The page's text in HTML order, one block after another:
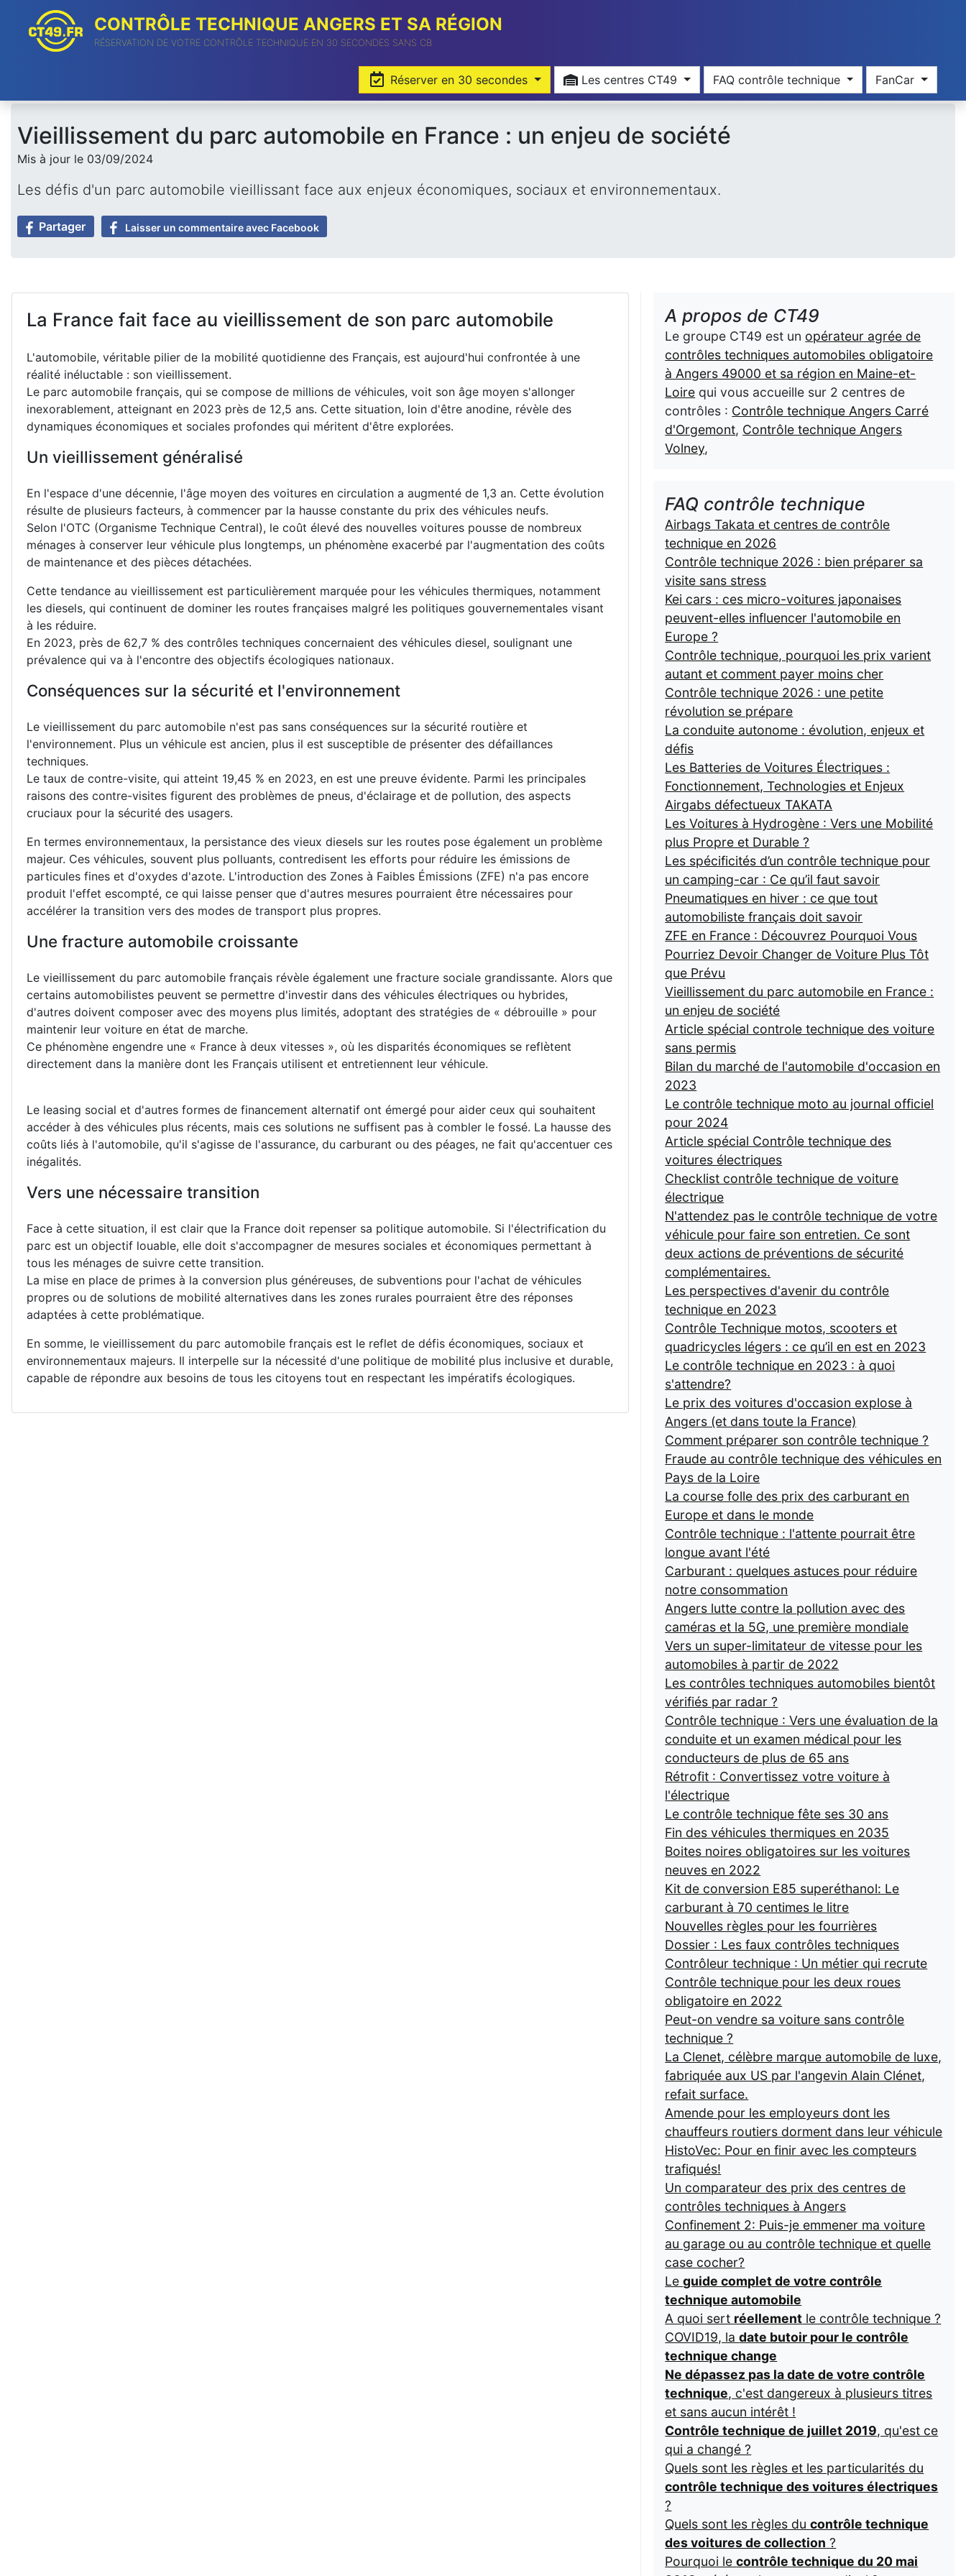
CONTRÔLE TECHNIQUE ANGERS ET SA RÉGION
RÉSERVATION DE VOTRE CONTRÔLE TECHNIQUE EN 30 SECONDES SANS CB
Réserver en 30 secondes Les centres CT49 FAQ contrôle technique FanCar
Vieillissement du parc automobile en France : un enjeu de société
Mis à jour le 03/09/2024
Les défis d'un parc automobile vieillissant face aux enjeux économiques, sociaux et environnementaux.
Partager Laisser un commentaire avec Facebook
La France fait face au vieillissement de son parc automobile
L'automobile, véritable pilier de la mobilité quotidienne des Français, est aujourd'hui confrontée à une
réalité inéluctable : son vieillissement.
Le parc automobile français, qui se compose de millions de véhicules, voit son âge moyen s'allonger
inexorablement, atteignant en 2023 près de 12,5 ans. Cette situation, loin d'être anodine, révèle des
dynamiques économiques et sociales profondes qui méritent d'être explorées.
Un vieillissement généralisé
En l'espace d'une décennie, l'âge moyen des voitures en circulation a augmenté de 1,3 an. Cette évolution
résulte de plusieurs facteurs, à commencer par la hausse constante du prix des véhicules neufs.
Selon l'OTC (Organisme Technique Central), le coût élevé des nouvelles voitures pousse de nombreux
ménages à conserver leur véhicule plus longtemps, un phénomène exacerbé par l'augmentation des coûts
de maintenance et des pièces détachées.
Cette tendance au vieillissement est particulièrement marquée pour les véhicules thermiques, notamment
les diesels, qui continuent de dominer les routes françaises malgré les politiques gouvernementales visant
à les réduire.
En 2023, près de 62,7 % des contrôles techniques concernaient des véhicules diesel, soulignant une
prévalence qui va à l'encontre des objectifs écologiques nationaux.
Conséquences sur la sécurité et l'environnement
Le vieillissement du parc automobile n'est pas sans conséquences sur la sécurité routière et
l'environnement. Plus un véhicule est ancien, plus il est susceptible de présenter des défaillances
techniques.
Le taux de contre-visite, qui atteint 19,45 % en 2023, en est une preuve évidente. Parmi les principales
raisons des contre-visites figurent des problèmes de pneus, d'éclairage et de pollution, des aspects
cruciaux pour la sécurité des usagers.
En termes environnementaux, la persistance des vieux diesels sur les routes pose également un problème
majeur. Ces véhicules, souvent plus polluants, contredisent les efforts pour réduire les émissions de
particules fines et d'oxydes d'azote. L'introduction des Zones à Faibles Émissions (ZFE) n'a pas encore
produit l'effet escompté, ce qui laisse penser que d'autres mesures pourraient être nécessaires pour
accélérer la transition vers des modes de transport plus propres.
Une fracture automobile croissante
Le vieillissement du parc automobile français révèle également une fracture sociale grandissante. Alors que
certains automobilistes peuvent se permettre d'investir dans des véhicules électriques ou hybrides,
d'autres doivent composer avec des moyens plus limités, adoptant des stratégies de « débrouille » pour
maintenir leur voiture en état de marche.
Ce phénomène engendre une « France à deux vitesses », où les disparités économiques se reflètent
directement dans la manière dont les Français utilisent et entretiennent leur véhicule.
Le leasing social et d'autres formes de financement alternatif ont émergé pour aider ceux qui souhaitent
accéder à des véhicules plus récents, mais ces solutions ne suffisent pas à combler le fossé. La hausse des
coûts liés à l'automobile, qu'il s'agisse de l'assurance, du carburant ou des péages, ne fait qu'accentuer ces
inégalités.
Vers une nécessaire transition
Face à cette situation, il est clair que la France doit repenser sa politique automobile. Si l'électrification du
parc est un objectif louable, elle doit s'accompagner de mesures sociales et économiques permettant à
tous les ménages de suivre cette transition.
La mise en place de primes à la conversion plus généreuses, de subventions pour l'achat de véhicules
propres ou de solutions de mobilité alternatives dans les zones rurales pourraient être des réponses
adaptées à cette problématique.
En somme, le vieillissement du parc automobile français est le reflet de défis économiques, sociaux et
environnementaux majeurs. Il interpelle sur la nécessité d'une politique de mobilité plus inclusive et durable,
capable de répondre aux besoins de tous les citoyens tout en respectant les impératifs écologiques.
A propos de CT49
Le groupe CT49 est un opérateur agrée de
contrôles techniques automobiles obligatoire
à Angers 49000 et sa région en Maine-et-
Loire qui vous accueille sur 2 centres de
contrôles : Contrôle technique Angers Carré
d'Orgemont, Contrôle technique Angers
Volney,
FAQ contrôle technique
Airbags Takata et centres de contrôle
technique en 2026
Contrôle technique 2026 : bien préparer sa
visite sans stress
Kei cars : ces micro-voitures japonaises
peuvent-elles influencer l'automobile en
Europe ?
Contrôle technique, pourquoi les prix varient
autant et comment payer moins cher
Contrôle technique 2026 : une petite
révolution se prépare
La conduite autonome : évolution, enjeux et
défis
Les Batteries de Voitures Électriques :
Fonctionnement, Technologies et Enjeux
Airgabs défectueux TAKATA
Les Voitures à Hydrogène : Vers une Mobilité
plus Propre et Durable ?
Les spécificités d’un contrôle technique pour
un camping-car : Ce qu’il faut savoir
Pneumatiques en hiver : ce que tout
automobiliste français doit savoir
ZFE en France : Découvrez Pourquoi Vous
Pourriez Devoir Changer de Voiture Plus Tôt
que Prévu
Vieillissement du parc automobile en France :
un enjeu de société
Article spécial controle technique des voiture
sans permis
Bilan du marché de l'automobile d'occasion en
2023
Le contrôle technique moto au journal officiel
pour 2024
Article spécial Contrôle technique des
voitures électriques
Checklist contrôle technique de voiture
électrique
N'attendez pas le contrôle technique de votre
véhicule pour faire son entretien. Ce sont
deux actions de préventions de sécurité
complémentaires.
Les perspectives d'avenir du contrôle
technique en 2023
Contrôle Technique motos, scooters et
quadricycles légers : ce qu’il en est en 2023
Le contrôle technique en 2023 : à quoi
s'attendre?
Le prix des voitures d'occasion explose à
Angers (et dans toute la France)
Comment préparer son contrôle technique ?
Fraude au contrôle technique des véhicules en
Pays de la Loire
La course folle des prix des carburant en
Europe et dans le monde
Contrôle technique : l'attente pourrait être
longue avant l'été
Carburant : quelques astuces pour réduire
notre consommation
Angers lutte contre la pollution avec des
caméras et la 5G, une première mondiale
Vers un super-limitateur de vitesse pour les
automobiles à partir de 2022
Les contrôles techniques automobiles bientôt
vérifiés par radar ?
Contrôle technique : Vers une évaluation de la
conduite et un examen médical pour les
conducteurs de plus de 65 ans
Rétrofit : Convertissez votre voiture à
l'électrique
Le contrôle technique fête ses 30 ans
Fin des véhicules thermiques en 2035
Boites noires obligatoires sur les voitures
neuves en 2022
Kit de conversion E85 superéthanol: Le
carburant à 70 centimes le litre
Nouvelles règles pour les fourrières
Dossier : Les faux contrôles techniques
Contrôleur technique : Un métier qui recrute
Contrôle technique pour les deux roues
obligatoire en 2022
Peut-on vendre sa voiture sans contrôle
technique ?
La Clenet, célèbre marque automobile de luxe,
fabriquée aux US par l'angevin Alain Clénet,
refait surface.
Amende pour les employeurs dont les
chauffeurs routiers dorment dans leur véhicule
HistoVec: Pour en finir avec les compteurs
trafiqués!
Un comparateur des prix des centres de
contrôles techniques à Angers
Confinement 2: Puis-je emmener ma voiture
au garage ou au contrôle technique et quelle
case cocher?
Leguide complet de votre contrôle
technique automobile
A quoi sert réellement le contrôle technique ?
COVID19, ladate butoir pour le contrôle
technique change
Ne dépassez pas la date de votre contrôle
technique, c'est dangereux à plusieurs titres
et sans aucun intérêt !
Contrôle technique de juillet 2019, qu'est ce
qui a changé ?
Quels sont les règles et les particularités du
contrôle technique des voitures électriques
?
Quels sont les règles ducontrôle technique
des voitures de collection ?
Pourquoi lecontrôle technique du 20 mai